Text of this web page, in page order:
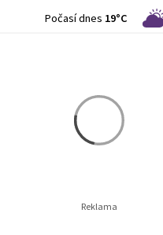
Počasí dnes 19°C